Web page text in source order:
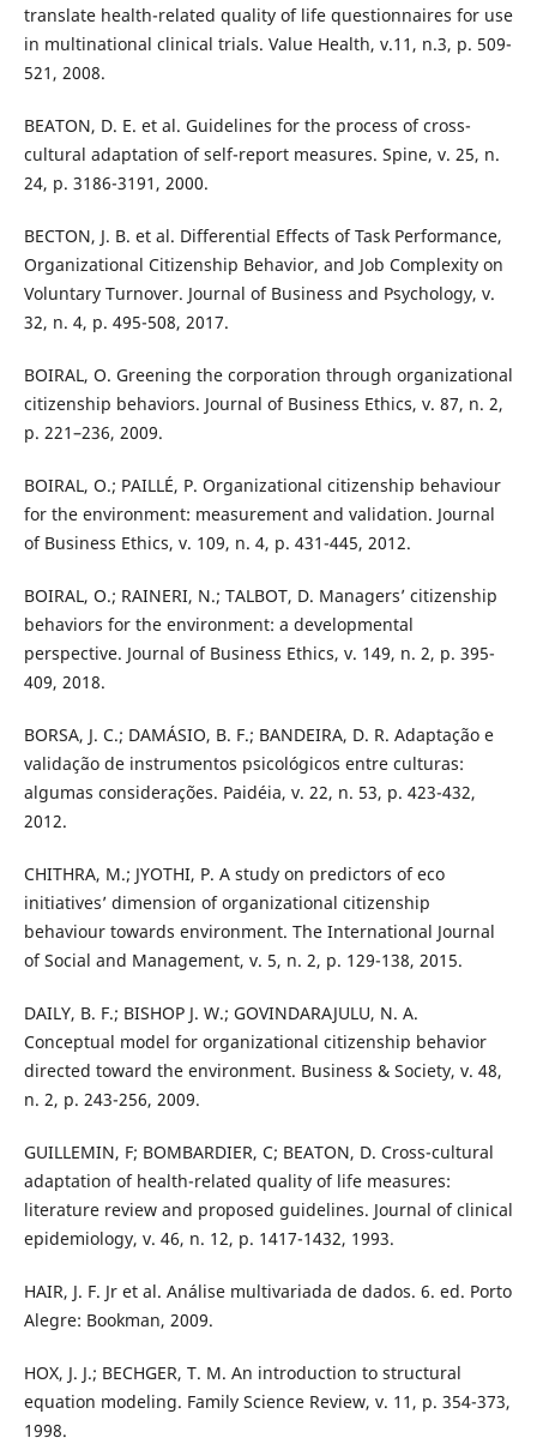
translate health-related quality of life questionnaires for use
in multinational clinical trials. Value Health, v.11, n.3, p. 509-
521, 2008.
BEATON, D. E. et al. Guidelines for the process of cross-
cultural adaptation of self-report measures. Spine, v. 25, n.
24, p. 3186-3191, 2000.
BECTON, J. B. et al. Differential Effects of Task Performance,
Organizational Citizenship Behavior, and Job Complexity on
Voluntary Turnover. Journal of Business and Psychology, v.
32, n. 4, p. 495-508, 2017.
BOIRAL, O. Greening the corporation through organizational
citizenship behaviors. Journal of Business Ethics, v. 87, n. 2,
p. 221–236, 2009.
BOIRAL, O.; PAILLÉ, P. Organizational citizenship behaviour
for the environment: measurement and validation. Journal
of Business Ethics, v. 109, n. 4, p. 431-445, 2012.
BOIRAL, O.; RAINERI, N.; TALBOT, D. Managers’ citizenship
behaviors for the environment: a developmental
perspective. Journal of Business Ethics, v. 149, n. 2, p. 395-
409, 2018.
BORSA, J. C.; DAMÁSIO, B. F.; BANDEIRA, D. R. Adaptação e
validação de instrumentos psicológicos entre culturas:
algumas considerações. Paidéia, v. 22, n. 53, p. 423-432,
2012.
CHITHRA, M.; JYOTHI, P. A study on predictors of eco
initiatives’ dimension of organizational citizenship
behaviour towards environment. The International Journal
of Social and Management, v. 5, n. 2, p. 129-138, 2015.
DAILY, B. F.; BISHOP J. W.; GOVINDARAJULU, N. A.
Conceptual model for organizational citizenship behavior
directed toward the environment. Business & Society, v. 48,
n. 2, p. 243-256, 2009.
GUILLEMIN, F; BOMBARDIER, C; BEATON, D. Cross-cultural
adaptation of health-related quality of life measures:
literature review and proposed guidelines. Journal of clinical
epidemiology, v. 46, n. 12, p. 1417-1432, 1993.
HAIR, J. F. Jr et al. Análise multivariada de dados. 6. ed. Porto
Alegre: Bookman, 2009.
HOX, J. J.; BECHGER, T. M. An introduction to structural
equation modeling. Family Science Review, v. 11, p. 354-373,
1998.